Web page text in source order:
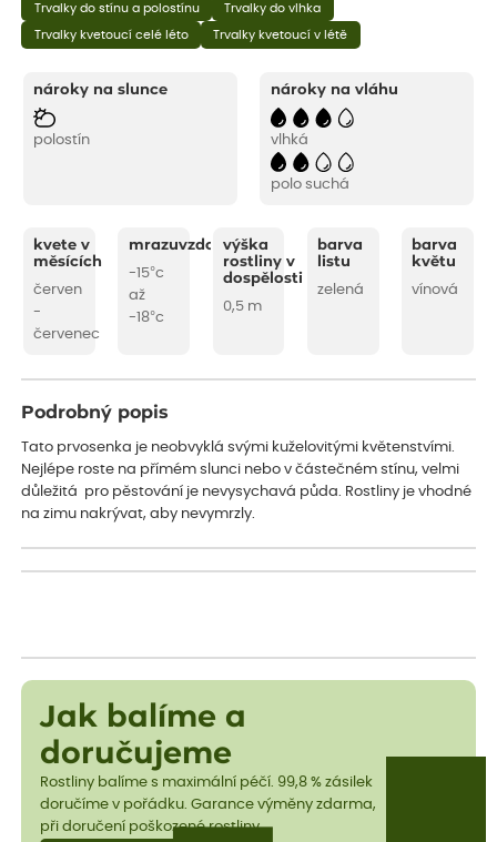
Trvalky do stínu a polostínu Trvalky do vlhka
Trvalky kvetoucí celé léto Trvalky kvetoucí v létě
nároky na slunce
polostín
nároky na vláhu
vlhká
polo suchá
kvete v
měsících
červen
-
červenec
mrazuvzdornost
-15°c
až
-18°c
výška
rostliny v
dospělosti
0,5 m
barva
listu
zelená
barva
květu
vínová
Podrobný popis
Tato prvosenka je neobvyklá svými kuželovitými květenstvími.
Nejlépe roste na přímém slunci nebo v částečném stínu, velmi
důležitá pro pěstování je nevysychavá půda. Rostliny je vhodné
na zimu nakrývat, aby nevymrzly.
Jak balíme a
doručujeme
Rostliny balíme s maximální péčí. 99,8 % zásilek
doručíme v pořádku. Garance výměny zdarma,
při doručení poškozené rostliny.